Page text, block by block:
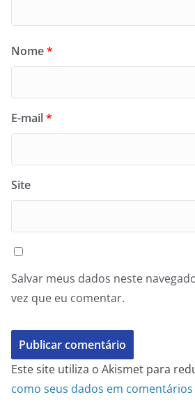
Nome*
E-mail*
Site
Salvar meus dados neste
vez que eu comentar.
Este site utiliza o Akismet para
como seus dados em